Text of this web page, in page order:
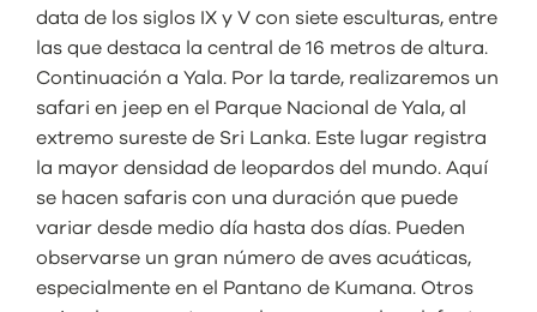
data de los siglos IX y V con siete esculturas, entre
las que destaca la central de 16 metros de altura.
Continuación a Yala. Por la tarde, realizaremos un
safari en jeep en el Parque Nacional de Yala, al
extremo sureste de Sri Lanka. Este lugar registra
la mayor densidad de leopardos del mundo. Aquí
se hacen safaris con una duración que puede
variar desde medio día hasta dos días. Pueden
observarse un gran número de aves acuáticas,
especialmente en el Pantano de Kumana. Otros